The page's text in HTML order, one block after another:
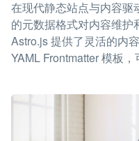
在现代静态站点与内容驱
的元数据格式对内容维护
Astro.js 提供了灵活的内
YAML Frontmatter 模板